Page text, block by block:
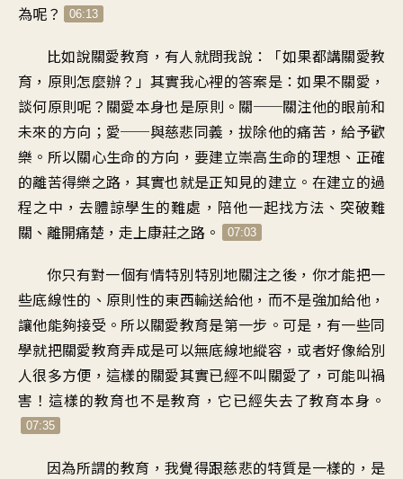
為呢？
06:13
比如說關愛教育，有人就問我說：「如果都講關愛教
育，原則怎麼辦？」其實我心裡的答案是：如果不關愛，
談何原則呢？關愛本身也是原則。關──關注他的眼前和
未來的方向；愛──與慈悲同義，拔除他的痛苦，給予歡
樂。所以關心生命的方向，要建立崇高生命的理想、正確
的離苦得樂之路，其實也就是正知見的建立。在建立的過
程之中，去體諒學生的難處，陪他一起找方法、突破難
關、離開痛楚，走上康莊之路。
07:03
你只有對一個有情特別特別地關注之後，你才能把一
些底線性的、原則性的東西輸送給他，而不是強加給他，
讓他能夠接受。所以關愛教育是第一步。可是，有一些同
學就把關愛教育弄成是可以無底線地縱容，或者好像給別
人很多方便，這樣的關愛其實已經不叫關愛了，可能叫禍
害！這樣的教育也不是教育，它已經失去了教育本身。
07:35
因為所謂的教育，我覺得跟慈悲的特質是一樣的，是